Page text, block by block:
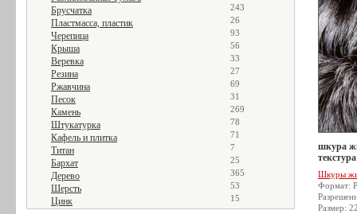
Брусчатка 243
Пластмасса, пластик 26
Черепица 93
Крыша 56
Веревка 33
Резина 27
Ржавчина 69
Песок 31
Камень 269
Штукатурка 78
Кафель и плитка 71
Титан 7
Бархат 25
Дерево 365
Шерсть 53
Цинк 15
шкура
текстура
Шкуры
Формат:
Размер: